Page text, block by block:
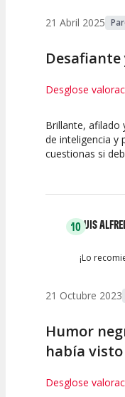
21 Abril 2025
Desafiante
Desglose
10
Calidad del
Brillante, afilado
de inteligencia y
cuestionas si
10LUIS
¡Lo
21 Octubre 2023
Humor
había visto
Desglose